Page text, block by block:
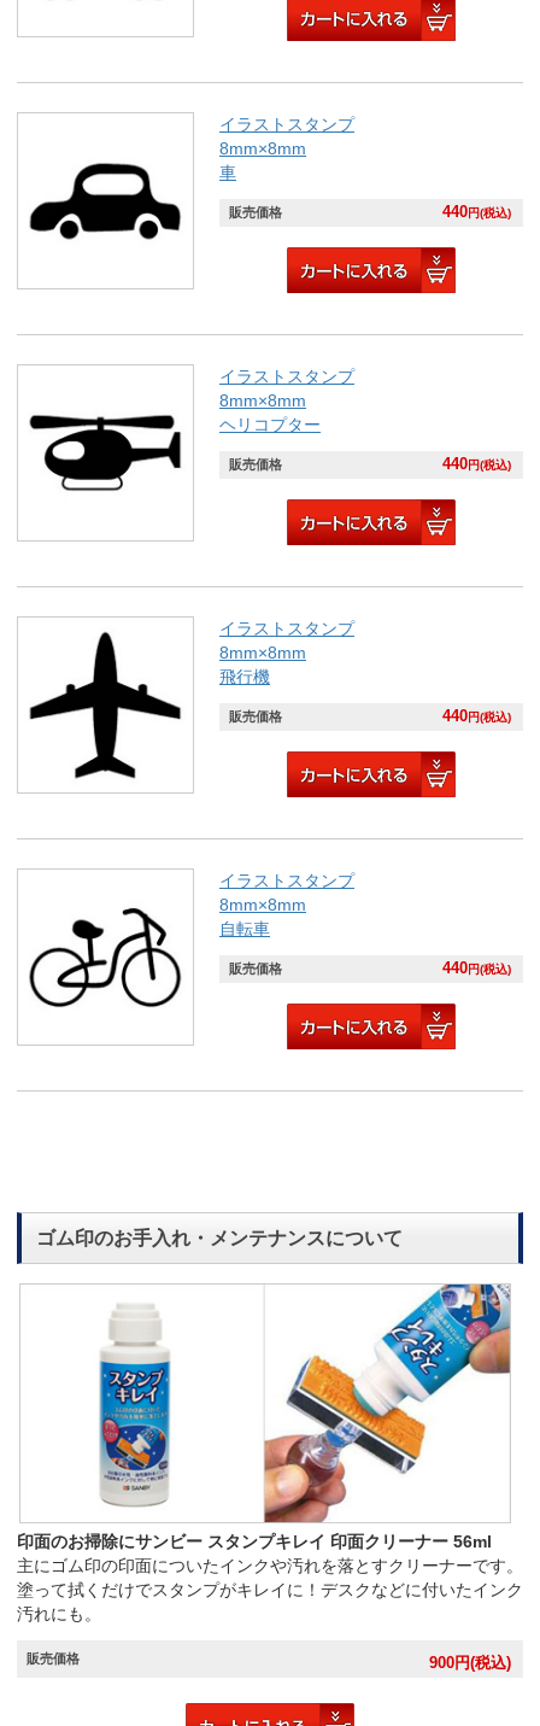
イラストスタンプ
8mm×8mm
車
販売価格 440円(税込)
イラストスタンプ
8mm×8mm
ヘリコプター
販売価格 440円(税込)
イラストスタンプ
8mm×8mm
飛行機
販売価格 440円(税込)
イラストスタンプ
8mm×8mm
自転車
販売価格 440円(税込)
ゴム印のお手入れ・メンテナンスについて
印面のお掃除にサンビー スタンプキレイ 印面クリーナー 56ml
主にゴム印の印面についたインクや汚れを落とすクリーナーです。
塗って拭くだけでスタンプがキレイに！デスクなどに付いたインク
汚れにも。
販売価格 900円(税込)